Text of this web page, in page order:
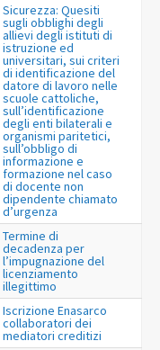
Sicurezza: Quesiti
sugli obblighi degli
allievi degli istituti di
istruzione ed
universitari, sui criteri
di identificazione del
datore di lavoro nelle
scuole cattoliche,
sull’identificazione
degli enti bilaterali e
organismi paritetici,
sull’obbligo di
informazione e
formazione nel caso
di docente non
dipendente chiamato
d’urgenza
Termine di
decadenza per
l’impugnazione del
licenziamento
illegittimo
Iscrizione Enasarco
collaboratori dei
mediatori creditizi